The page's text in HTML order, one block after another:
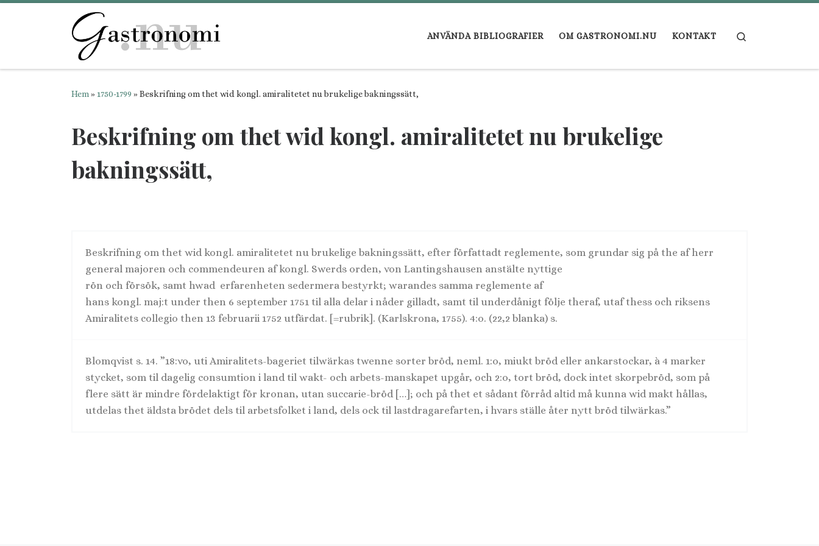
Hoppa till innehåll
ANVÄNDA BIBLIOGRAFIER OM GASTRONOMI.NU KONTAKT
Hem »1750-1799 »Beskrifning om thet wid kongl. amiralitetet nu brukelige bakningssätt,
Beskrifning om thet wid kongl. amiralitetet nu brukelige
bakningssätt,
Beskrifning om thet wid kongl. amiralitetet nu brukelige bakningssätt, efter författadt reglemente, som grundar sig på the af herr
general majoren och commendeuren af kongl. Swerds orden, von Lantingshausen anstälte nyttige
rön och försök, samt hwad erfarenheten sedermera bestyrkt; warandes samma reglemente af
hans kongl. maj:t under then 6 september 1751 til alla delar i nåder gilladt, samt til underdånigt följe theraf, utaf thess och riksens
Amiralitets collegio then 13 februarii 1752 utfärdat. [=rubrik]. (Karlskrona, 1755). 4:o. (22,2 blanka) s.
Blomqvist s. 14. ”18:vo, uti Amiralitets-bageriet tilwärkas twenne sorter bröd, neml. 1:o, miukt bröd eller ankarstockar, à 4 marker
stycket, som til dagelig consumtion i land til wakt- och arbets-manskapet upgår, och 2:o, tort bröd, dock intet skorpebröd, som på
flere sätt är mindre fördelaktigt för kronan, utan succarie-bröd […]; och på thet et sådant förråd altid må kunna wid makt hållas,
utdelas thet äldsta brödet dels til arbetsfolket i land, dels ock til lastdragarefarten, i hvars ställe åter nytt bröd tilwärkas.”